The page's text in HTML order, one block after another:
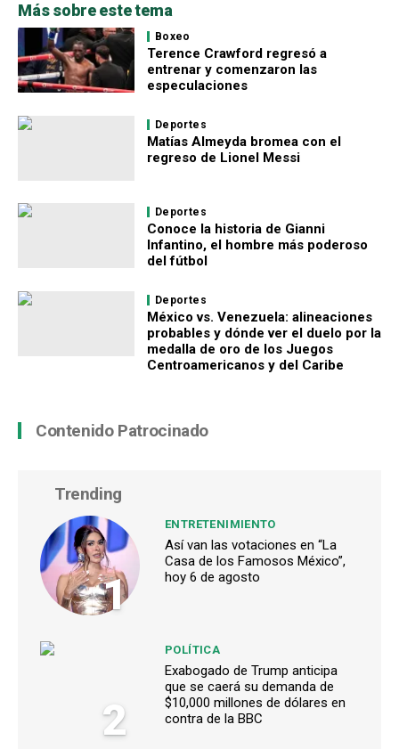
Más sobre este tema
Boxeo
Terence Crawford regresó a
entrenar y comenzaron las
especulaciones
Deportes
Matías Almeyda bromea con el
regreso de Lionel Messi
Deportes
Conoce la historia de Gianni
Infantino, el hombre más poderoso
del fútbol
Deportes
México vs. Venezuela: alineaciones
probables y dónde ver el duelo por la
medalla de oro de los Juegos
Centroamericanos y del Caribe
Contenido Patrocinado
Trending
1
ENTRETENIMIENTO
Así van las votaciones en “La
Casa de los Famosos México”,
hoy 6 de agosto
2
POLÍTICA
Exabogado de Trump anticipa
que se caerá su demanda de
$10,000 millones de dólares en
contra de la BBC